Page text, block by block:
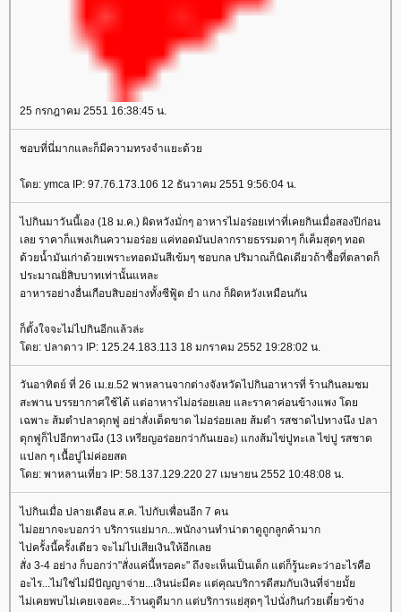
25 กรกฎาคม 2551 16:38:45 น.
ชอบที่นี่มากและก็มีความทรงจำแยะด้วย
โดย: ymca IP: 97.76.173.106 12 ธันวาคม 2551 9:56:04 น.
ไปกินมาวันนี้เอง (18 ม.ค.) ผิดหวังมั่กๆ อาหารไม่อร่อยเท่าที่เคยกินเมื่อสองปีก่อน
เลย ราคาก็แพงเกินความอร่อย แค่ทอดมันปลากรายธรรมดาๆ ก็เค็มสุดๆ ทอด
ด้วยน้ำมันเก่าด้วยเพราะทอดมันสีเข้มๆ ชอบกล ปริมาณก็นิดเดียวถ้าซื้อที่ตลาดก็
ประมาณยิ่สิบบาทเท่านั้นแหละ
อาหารอย่างอื่นเกือบสิบอย่างทั้งซีฟู้ด ยำ แกง ก็ผิดหวังเหมือนกัน
ก็ตั้งใจจะไม่ไปกินอีกแล้วล่ะ
โดย: ปลาดาว IP: 125.24.183.113 18 มกราคม 2552 19:28:02 น.
วันอาทิตย์ ที่ 26 เม.ย.52 พาหลานจากต่างจังหวัดไปกินอาหารที่ ร้านกินลมชม
สะพาน บรรยากาศใช้ได้ แต่อาหารไม่อร่อยเลย และราคาค่อนข้างแพง โดย
เฉพาะ ส้มตำปลาดุกฟู อย่าสั่งเด็ดขาด ไม่อร่อยเลย ส้มตำ รสชาดไปทางนึง ปลา
ดุกฟูก็ไปอีกทางนึง (13 เหรียญอร่อยกว่ากันเยอะ) แกงส้มไข่ปูทะเล ไข่ปู รสชาด
แปลก ๆ เนื้อปูไม่ค่อยสด
โดย: พาหลานเที่ยว IP: 58.137.129.220 27 เมษายน 2552 10:48:08 น.
ไปกินเมื่อ ปลายเดือน ส.ค. ไปกับเพื่อนอีก 7 คน
ไม่อยากจะบอกว่า บริการแย่มาก...พนักงานทำน่าตาดูถูกลูกค้ามาก
ไปครั้งนี้ครั้งเดียว จะไม่ไปเสียเงินให้อีกเลย
สั่ง 3-4 อย่าง ก็บอกว่า"สั่งแค่นี้หรอคะ" ถึงจะเห็นเป็นเด็ก แต่ก็รู้นะคะว่าอะไรคือ
อะไร...ไม่ใช่ไม่มีปัญญาจ่าย...เงินน่ะมีคะ แต่คุณบริการดีสมกับเงินที่จ่ายมั้ย
ไม่เคยพบไม่เคยเจอคะ...ร้านดูดีมาก แต่บริการแย่สุดๆ ไปนั่งกินก๋วยเตี๋ยวข้าง